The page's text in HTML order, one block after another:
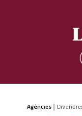
Agències |